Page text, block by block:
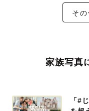
そ
家族写真
「#